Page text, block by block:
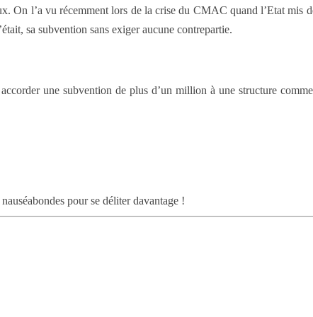
On l’a vu récemment lors de la crise du CMAC quand l’Etat mis
sa subvention sans exiger aucune contrepartie.
une subvention de plus d’un million à une structure
pour se déliter davantage !